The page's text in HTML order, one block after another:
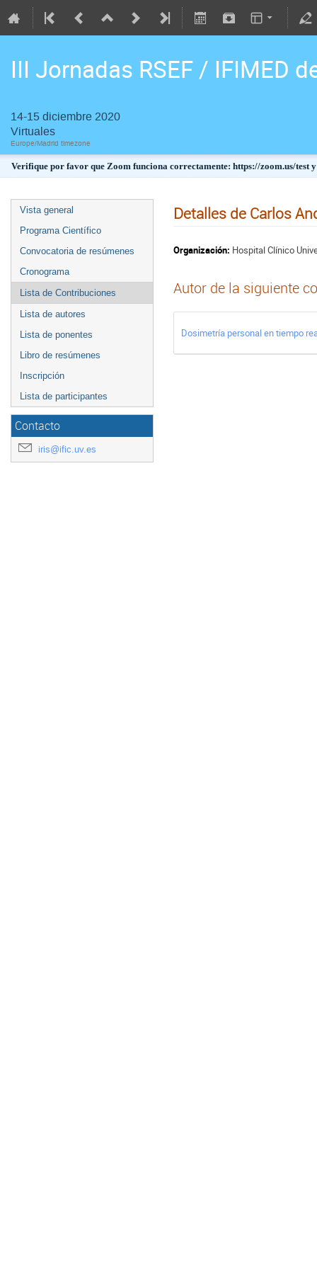
III Jornadas RSEF / IFIMED
14-15 diciembre 2020
Virtuales
Europe/Madrid timezone
Verifique por favor que Zoom funciona correctamente: https://zoom.us/test
Vista general
Programa Científico
Convocatoria de resúmenes
Cronograma
Lista de Contribuciones
Lista de autores
Lista de ponentes
Libro de resúmenes
Inscripción
Lista de participantes
Contacto
iris@ific.uv.es
Detalles de Carlos
Organización: Hospital Clínico
Autor de la siguiente
Dosimetría personal en tiempo